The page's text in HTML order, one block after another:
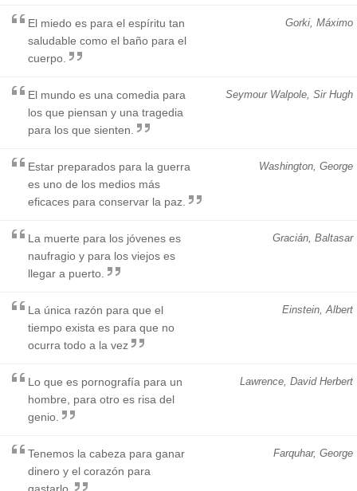
Gorki, Máximo
El miedo es para el espíritu tan
saludable como el baño para el
cuerpo.
Seymour Walpole, Sir Hugh
El mundo es una comedia para
los que piensan y una tragedia
para los que sienten.
Washington, George
Estar preparados para la guerra
es uno de los medios más
eficaces para conservar la paz.
Gracián, Baltasar
La muerte para los jóvenes es
naufragio y para los viejos es
llegar a puerto.
Einstein, Albert
La única razón para que el
tiempo exista es para que no
ocurra todo a la vez
Lawrence, David Herbert
Lo que es pornografía para un
hombre, para otro es risa del
genio.
Farquhar, George
Tenemos la cabeza para ganar
dinero y el corazón para